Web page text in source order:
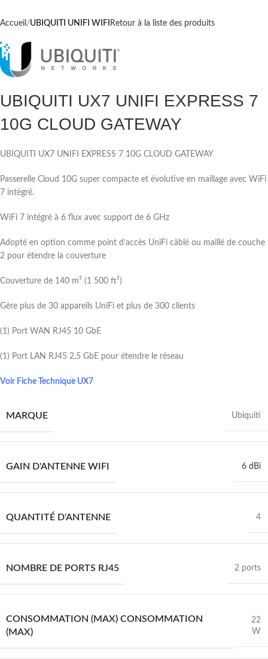
Accueil UBIQUITI UNIFI WIFI Retour à la liste des produits
UBIQUITI UX7 UNIFI EXPRESS 7
10G CLOUD GATEWAY
UBIQUITI UX7 UNIFI EXPRESS 7 10G CLOUD GATEWAY
Passerelle Cloud 10G super compacte et évolutive en maillage avec WiFi
7 intégré.
WiFi 7 intégré à 6 flux avec support de 6 GHz
Adopté en option comme point d’accès UniFi câblé ou maillé de couche
2 pour étendre la couverture
Couverture de 140 m² (1 500 ft²)
Gère plus de 30 appareils UniFi et plus de 300 clients
(1) Port WAN RJ45 10 GbE
(1) Port LAN RJ45 2,5 GbE pour étendre le réseau
Voir Fiche Technique UX7
MARQUE Ubiquiti
GAIN D'ANTENNE WIFI 6 dBi
QUANTITÉ D'ANTENNE 4
NOMBRE DE PORTS RJ45 2 ports
CONSOMMATION (MAX) CONSOMMATION
(MAX)
22
W